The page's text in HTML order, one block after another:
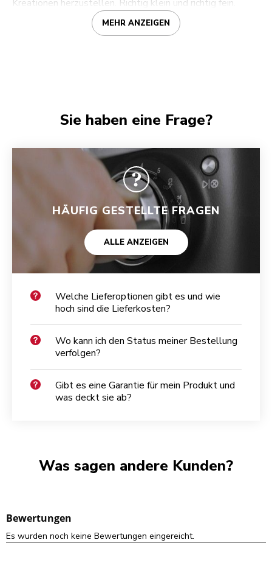
Kreationen herzustellen. Richtig klein und richtig fein.
MEHR ANZEIGEN
Sie haben eine Frage?
HÄUFIG GESTELLTE FRAGEN
ALLE ANZEIGEN
Welche Lieferoptionen gibt es und wie
hoch sind die Lieferkosten?
Wo kann ich den Status meiner Bestellung
verfolgen?
Gibt es eine Garantie für mein Produkt und
was deckt sie ab?
Was sagen andere Kunden?